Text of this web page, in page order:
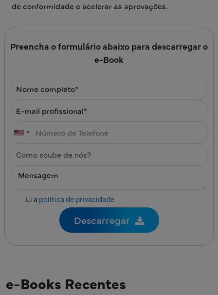
de conformidade e acelerar as aprovações.
Preencha o formulário abaixo para descarregar o
e-Book
Li a política de privacidade
e-Books Recentes